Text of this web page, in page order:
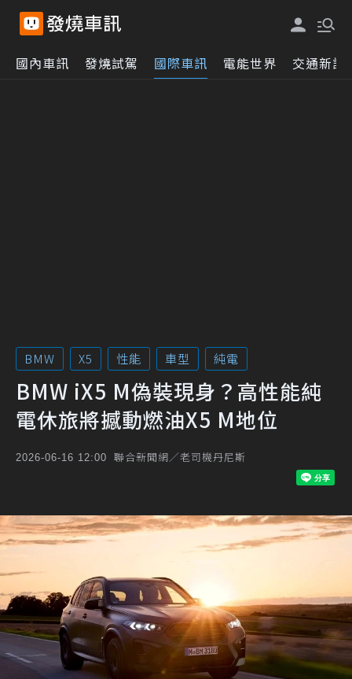
國內車訊 發燒試駕 國際車訊 電能世界 交通新訊
BMW X5 性能 車型 純電
BMW iX5 M偽裝現身？高性能純
電休旅將撼動燃油X5 M地位
2026-06-16 12:00 聯合新聞網／老司機丹尼斯